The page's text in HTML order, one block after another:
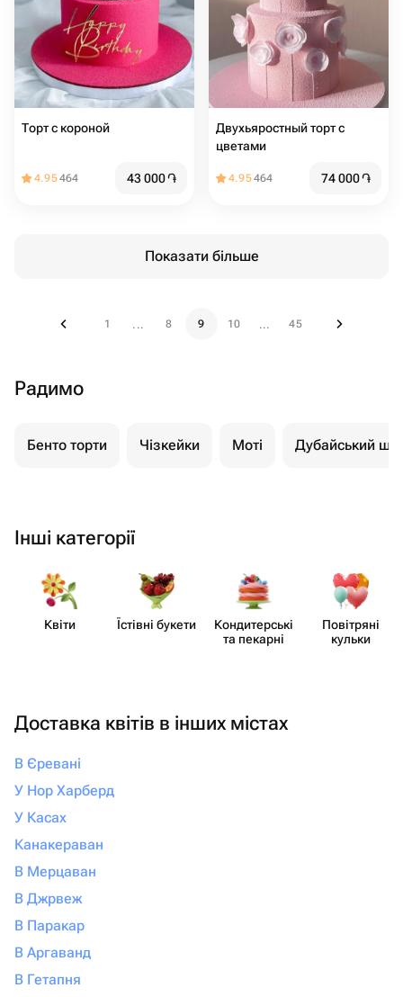
Торт с короной
4.95464 43 000֏
Двухьяростный торт с
цветами
4.95464 74 000֏
Показати більше
1 ... 8 9 10 ... 45
Радимо
Бенто торти Чізкейки Моті Дубайський
Інші категорії
Квіти Їстівні букети
Кондит​ерські
та пекарні
Повітряні
кульки
Доставка квітів в інших містах
В Єревані
У Нор Харберд
У Касах
Канакераван
В Мерцаван
В Джрвеж
В Паракар
В Аргаванд
В Гетапня